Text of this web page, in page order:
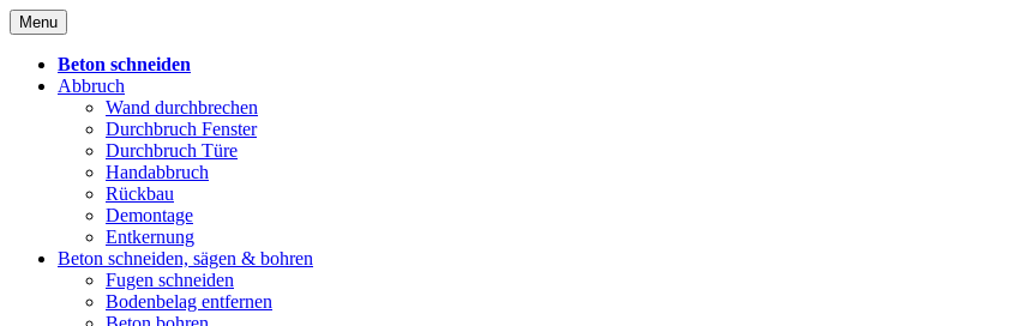
Skip
to
content
Menu
Beton schneiden
Abbruch
Wand durchbrechen
Durchbruch Fenster
Durchbruch Türe
Handabbruch
Rückbau
Demontage
Entkernung
Beton schneiden, sägen & bohren
Fugen schneiden
Bodenbelag entfernen